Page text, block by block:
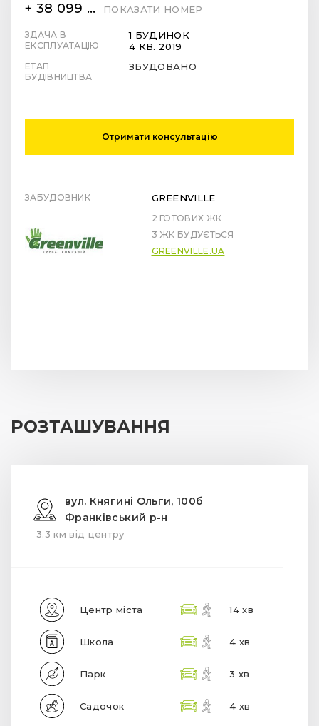
+ 38 099 78 78 287 ПОКАЗАТИ НОМЕР
ЗДАЧА В
ЕКСПЛУАТАЦІЮ
1 БУДИНОК
4 КВ. 2019
ЕТАП
БУДІВНИЦТВА
ЗБУДОВАНО
Отримати консультацію
ЗАБУДОВНИК GREENVILLE
2 ГОТОВИХ ЖК
3 ЖК БУДУЄТЬСЯ
GREENVILLE.UA
РОЗТАШУВАННЯ
вул. Княгині Ольги, 100б
Франківський р-н
3.3 км від центру
Центр міста 14 хв
Школа 4 хв
Парк 3 хв
Садочок 4 хв